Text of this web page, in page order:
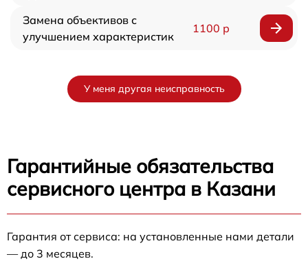
Замена объективов с
улучшением характеристик
1100 р
У меня другая неисправность
Гарантийные обязательства
сервисного центра в Казани
Гарантия от сервиса: на установленные нами детали
— до 3 месяцев.